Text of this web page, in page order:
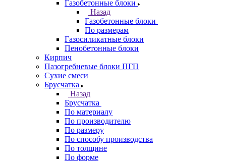
Газобетонные блоки
Назад
Газобетонные блоки
По размерам
Газосиликатные блоки
Пенобетонные блоки
Кирпич
Пазогребневые блоки ПГП
Сухие смеси
Брусчатка
Назад
Брусчатка
По материалу
По производителю
По размеру
По способу производства
По толщине
По форме